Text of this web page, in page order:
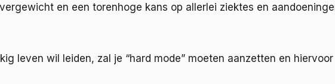
en een torenhoge kans op allerlei ziektes en
leven wil leiden, zal je “hard mode” moeten aanzetten en hiervoor